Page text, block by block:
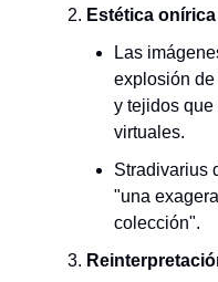
Estética
Las
explosión
y tejidos
virtuales.
Stradivarius
"una
colección".